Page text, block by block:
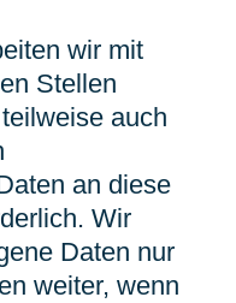
wir mit
Stellen
auch
an diese
Wir
Daten nur
weiter, wenn